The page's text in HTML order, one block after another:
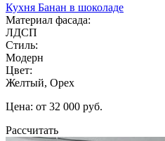
Кухня Банан в шоколаде
Материал фасада:
ЛДСП
Стиль:
Модерн
Цвет:
Желтый, Орех
Цена: от 32 000 руб.
Рассчитать